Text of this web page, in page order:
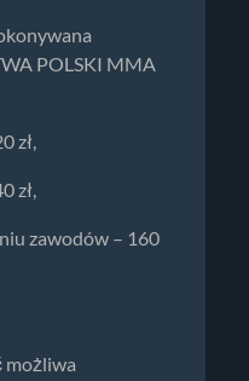
POLSKI MMA
zł,
zł,
zawodów – 160
możliwa